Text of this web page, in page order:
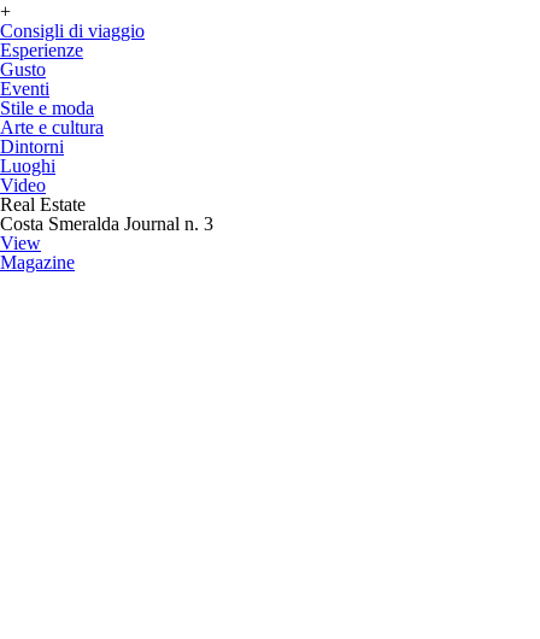
+
Consigli di viaggio
Esperienze
Gusto
Eventi
Stile e moda
Arte e cultura
Dintorni
Luoghi
Video
Real Estate
Costa Smeralda Journal n. 3
View
Magazine